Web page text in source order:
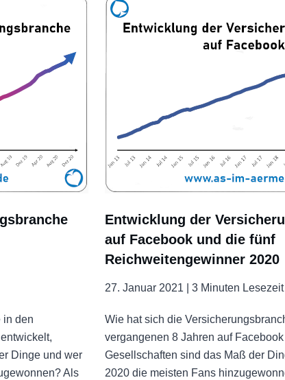
in den
Dinge und wer
Als
Entwicklung der
auf Facebook und die fünf
Reichweitengewinner 2020
27. Januar 2021 |3 Minuten Lesezeit
Wie hat sich die
vergangenen 8 Jahren auf
Gesellschaften sind das Maß der
2020 die meisten Fans